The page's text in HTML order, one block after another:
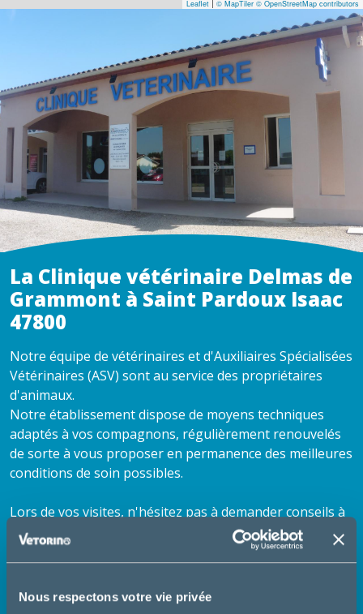
Nous respectons votre vie privée
Leaflet © MapTiler © OpenStreetMap contributors
La Clinique vétérinaire Delmas de
Grammont à Saint Pardoux Isaac
47800
Notre équipe de vétérinaires et d'Auxiliaires Spécialisées
Vétérinaires (ASV) sont au service des propriétaires
d'animaux.
Notre établissement dispose de moyens techniques
adaptés à vos compagnons, régulièrement renouvelés
de sorte à vous proposer en permanence des meilleures
conditions de soin possibles.
Lors de vos visites, n'hésitez pas à demander conseils à
nos ASV. Vous pouvez aussi prendre rendez-vous, vous
réapprovisionner en aliments, acheter divers produits
puces, vermifuges ...).